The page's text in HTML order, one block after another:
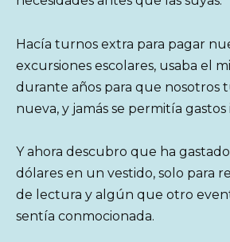
Hacía turnos extra para pagar
excursiones escolares, usaba el
durante años para que nosotros
nueva, y jamás se permitía gastos
Y ahora descubro que ha gastado
dólares en un vestido, solo para
de lectura y algún que otro
sentía conmocionada.